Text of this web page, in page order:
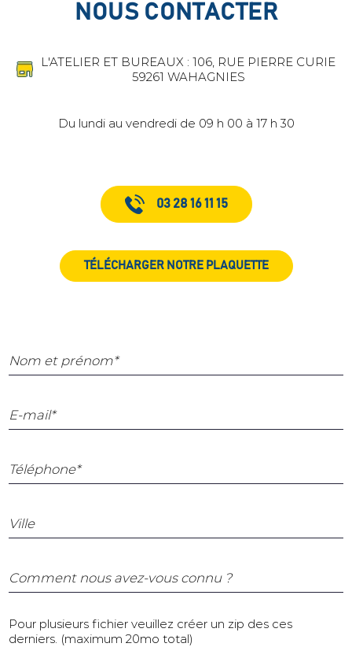
NOUS CONTACTER
L'ATELIER ET BUREAUX : 106, RUE PIERRE CURIE
59261 WAHAGNIES
Du lundi au vendredi de 09 h 00 à 17 h 30
03 28 16 11 15
TÉLÉCHARGER NOTRE PLAQUETTE
Nom et prénom*
E-mail*
Téléphone*
Ville
Comment nous avez-vous connu ?
Pour plusieurs fichier veuillez créer un zip des ces
derniers. (maximum 20mo total)